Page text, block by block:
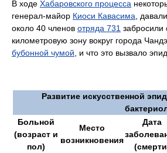
В ходе Хабаровского процесса
генерал-майор Киоси Кавасима,
около 40 членов отряда 731 забросили
километровую зону вокруг города
бубонной чумой, и что это вызвало
Развитие искусственной
Больной
(возраст и
пол)
Место
возникновения
Дата